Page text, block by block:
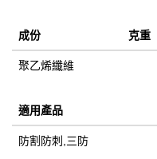
成份 克重
聚乙烯纖維
適用產品
防割防刺,三防